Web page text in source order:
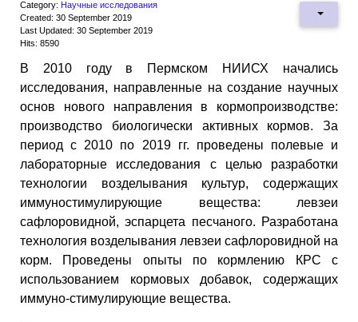
Category: Научные исследования
Created: 30 September 2019
Last Updated: 30 September 2019
Hits: 8590
В 2010 году в Пермском НИИСХ начались
исследования, направленные на создание научных
основ нового направления в кормопроизводстве:
производство биологически активных кормов. За
период с 2010 по 2019 гг. проведены полевые и
лабораторные исследования с целью разработки
технологии возделывания культур, содержащих
иммуностимулирующие вещества: левзеи
сафлоровидной, эспарцета песчаного. Разработана
технология возделывания левзеи сафлоровидной на
корм. Проведены опыты по кормлению КРС с
использованием кормовых добавок, содержащих
иммуно-стимулирующие вещества.